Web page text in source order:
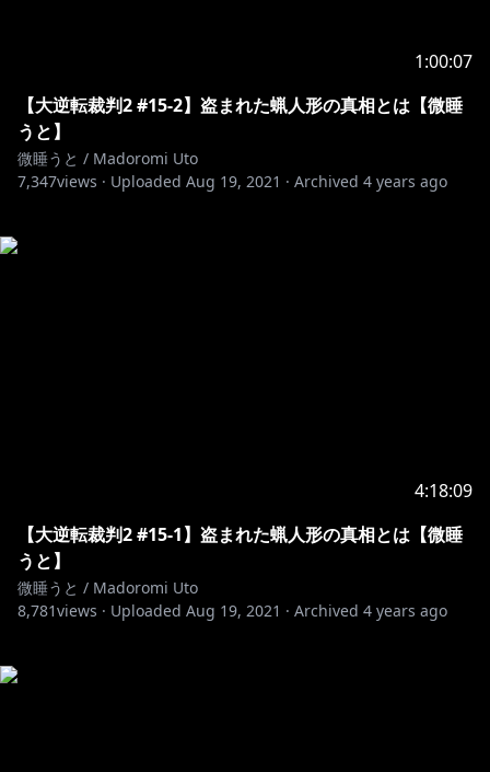
1:00:07
【大逆転裁判2 #15-2】盗まれた蝋人形の真相とは【微睡
うと】
微睡うと / Madoromi Uto
7,347views · Uploaded Aug 19, 2021 · Archived 4 years ago
4:18:09
【大逆転裁判2 #15-1】盗まれた蝋人形の真相とは【微睡
うと】
微睡うと / Madoromi Uto
8,781views · Uploaded Aug 19, 2021 · Archived 4 years ago